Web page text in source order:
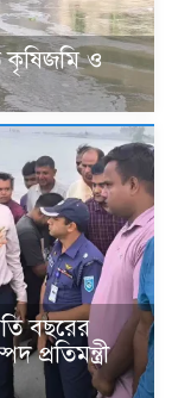
কৃষিজমি ও
বছরের
প্রতিমন্ত্রী